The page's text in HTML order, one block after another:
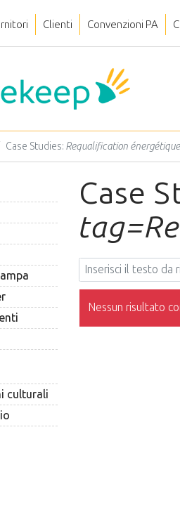
Clienti Convenzioni PA
Case Studies: Requalification
culturali
Case
Nessun risultato